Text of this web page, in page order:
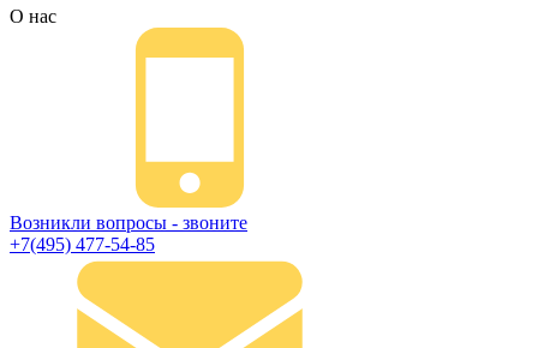
О нас
Возникли вопросы - звоните
+7(495) 477-54-85